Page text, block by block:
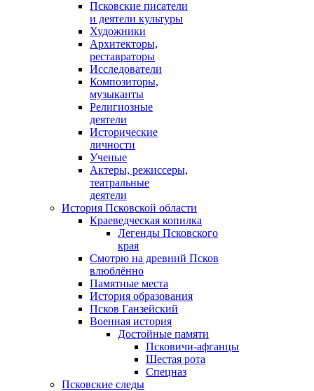
Псковские писатели
и деятели культуры
Художники
Архитекторы,
реставраторы
Исследователи
Композиторы,
музыканты
Религиозные
деятели
Исторические
личности
Ученые
Актеры, режиссеры,
театральные
деятели
История Псковской области
Краеведческая копилка
Легенды Псковского
края
Смотрю на древний Псков
влюблённо
Памятные места
История образования
Псков Ганзейский
Военная история
Достойные памяти
Псковичи-афганцы
Шестая рота
Спецназ
Псковские следы